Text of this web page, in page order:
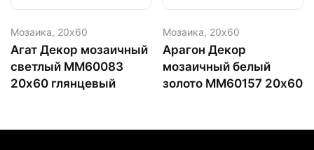
Мозаика, 20х60
Агат Декор мозаичный
светлый ММ60083
20х60 глянцевый
Мозаика, 20х60
Арагон Декор
мозаичный белый
золото MM60157 20х60